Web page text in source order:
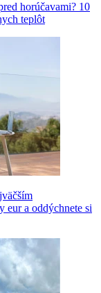
horúčavami? 10
teplôt
eur a oddýchnete si